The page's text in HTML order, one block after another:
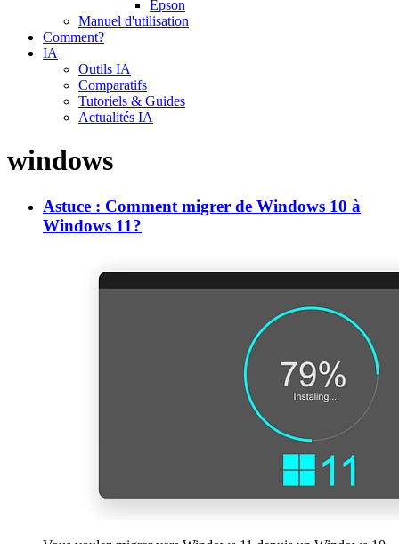
Epson
Manuel d'utilisation
Comment?
IA
Outils IA
Comparatifs
Tutoriels & Guides
Actualités IA
windows
Astuce : Comment migrer de Windows 10 à
Windows 11?